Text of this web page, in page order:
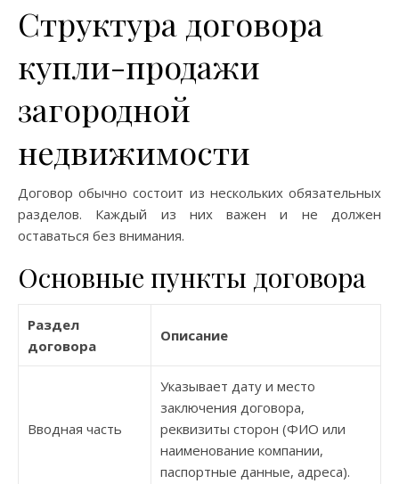
Структура договора
купли-продажи
загородной
недвижимости
Договор обычно состоит из нескольких обязательных
разделов. Каждый из них важен и не должен
оставаться без внимания.
Основные пункты договора
Раздел
договора
Описание
Вводная часть
Указывает дату и место
заключения договора,
реквизиты сторон (ФИО или
наименование компании,
паспортные данные, адреса).